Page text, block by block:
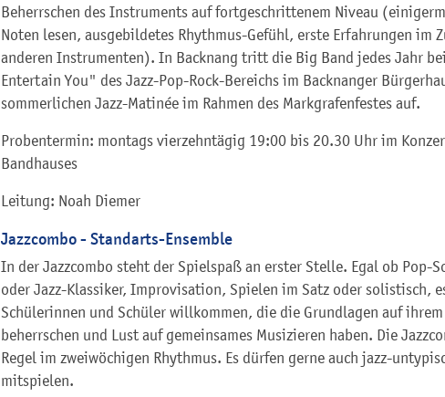
Beherrschen des Instruments auf fortgeschrittenem Niveau
Noten lesen, ausgebildetes Rhythmus-Gefühl, erste Erfahrungen im
anderen Instrumenten). In Backnang tritt die Big Band jedes Jahr
Entertain You" des Jazz-Pop-Rock-Bereichs im Backnanger
sommerlichen Jazz-Matinée im Rahmen des Markgrafenfestes auf.
Probentermin: montags vierzehntägig 19:00 bis 20.30 Uhr im
Bandhauses
Leitung: Noah Diemer
Jazzcombo - Standarts-Ensemble
In der Jazzcombo steht der Spielspaß an erster Stelle. Egal ob Pop-
oder Jazz-Klassiker, Improvisation, Spielen im Satz oder solistisch,
Schülerinnen und Schüler willkommen, die die Grundlagen auf
beherrschen und Lust auf gemeinsames Musizieren haben. Die
Regel im zweiwöchigen Rhythmus. Es dürfen gerne auch jazz-
mitspielen.